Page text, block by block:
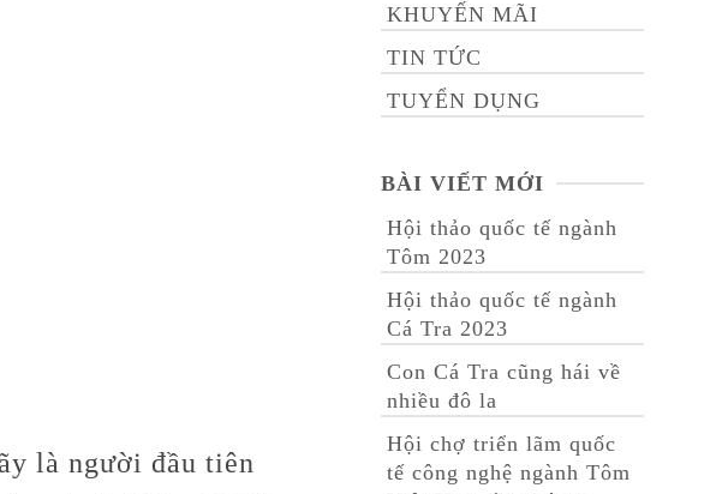
là người đầu tiên
KHUYẾN MÃI
TIN TỨC
TUYỂN DỤNG
BÀI VIẾT MỚI
Hội thảo quốc tế ngành
Tôm 2023
Hội thảo quốc tế ngành
Cá Tra 2023
Con Cá Tra cũng hái về
nhiều đô la
Hội chợ triển lãm quốc
tế công nghệ ngành Tôm